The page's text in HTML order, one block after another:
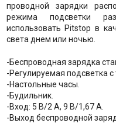
проводной зарядки
режима подсветки
использовать Pitstop в
света днем или ночью.
-Беспроводная зарядка
-Регулируемая подсветка
-Настольные часы.
-Будильник.
-Вход: 5 В/2 A, 9 В/1,67 A.
-Выход беспроводной